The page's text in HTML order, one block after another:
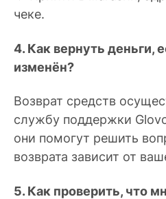
чеке.
4. Как вернуть деньги,
изменён?
Возврат средств
службу поддержки
они помогут решить
возврата зависит от
5. Как проверить, что